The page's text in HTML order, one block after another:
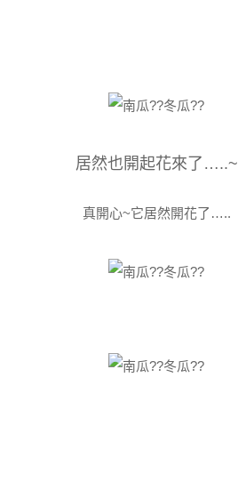
居然也開起花來了…..~
真開心~它居然開花了…..